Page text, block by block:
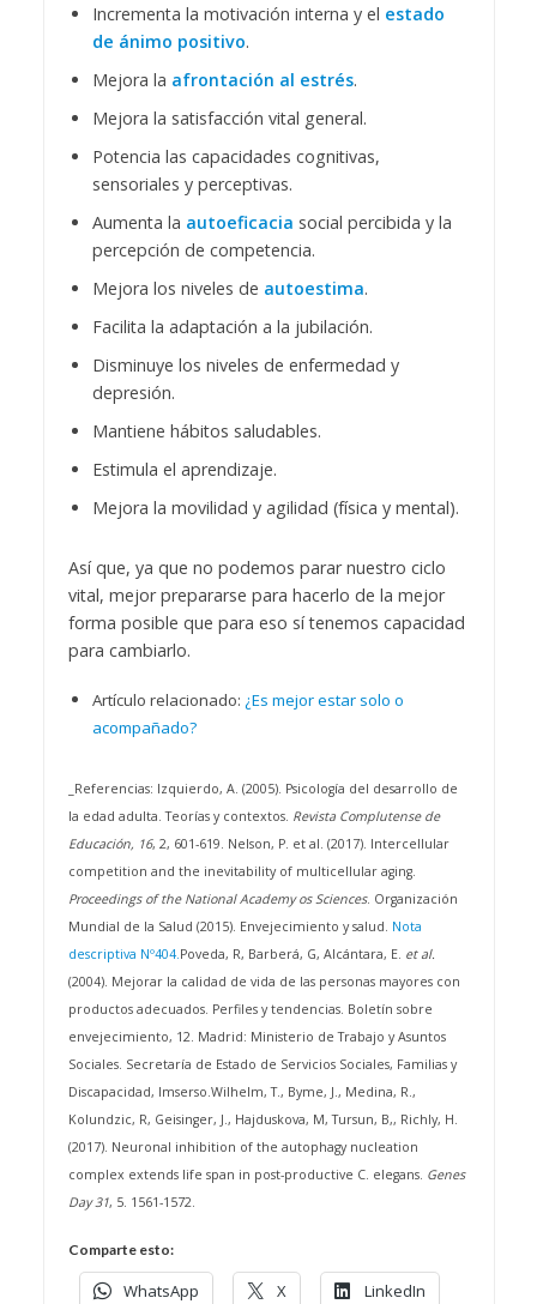
Incrementa la motivación interna y el estado
de ánimo positivo.
Mejora la afrontación al estrés.
Mejora la satisfacción vital general.
Potencia las capacidades cognitivas,
sensoriales y perceptivas.
Aumenta la autoeficacia social percibida y la
percepción de competencia.
Mejora los niveles de autoestima.
Facilita la adaptación a la jubilación.
Disminuye los niveles de enfermedad y
depresión.
Mantiene hábitos saludables.
Estimula el aprendizaje.
Mejora la movilidad y agilidad (física y mental).
Así que, ya que no podemos parar nuestro ciclo
vital, mejor prepararse para hacerlo de la mejor
forma posible que para eso sí tenemos capacidad
para cambiarlo.
Artículo relacionado: ¿Es mejor estar solo o
acompañado?
Referencias: Izquierdo, A. (2005). Psicología del desarrollo de
la edad adulta. Teorías y contextos. Revista Complutense de
Educación, 16, 2, 601-619. Nelson, P. et al. (2017). Intercellular
competition and the inevitability of multicellular aging.
Proceedings of the National Academy os Sciences. Organización
Mundial de la Salud (2015). Envejecimiento y salud. Nota
descriptiva Nº404. Poveda, R, Barberá, G, Alcántara, E. et al.
(2004). Mejorar la calidad de vida de las personas mayores con
productos adecuados. Perfiles y tendencias. Boletín sobre
envejecimiento, 12. Madrid: Ministerio de Trabajo y Asuntos
Sociales. Secretaría de Estado de Servicios Sociales, Familias y
Discapacidad, Imserso. Wilhelm, T., Byme, J., Medina, R.,
Kolundzic, R, Geisinger, J., Hajduskova, M, Tursun, B,, Richly, H.
(2017). Neuronal inhibition of the autophagy nucleation
complex extends life span in post-productive C. elegans. Genes
Day 31, 5. 1561-1572.
Comparte esto:
WhatsApp X LinkedIn